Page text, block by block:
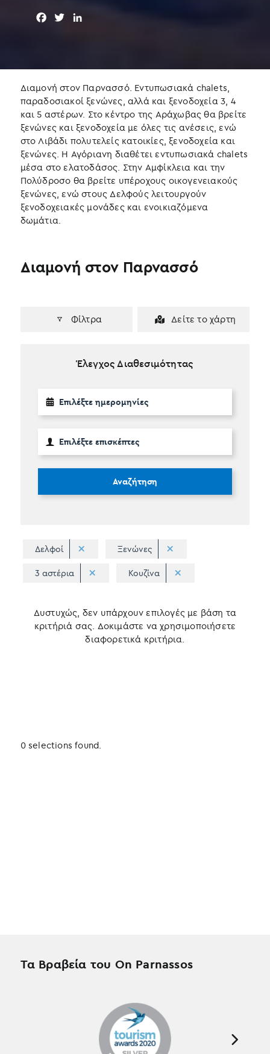
b
o
o
k
t
e
r
e
d
n
Διαμονή στον Παρνασσό. Εντυπωσιακά chalets,
παραδοσιακοί ξενώνες, αλλά και ξενοδοχεία 3, 4
και 5 αστέρων. Στο κέντρο της Αράχωβας θα βρείτε
ξενώνες και ξενοδοχεία με όλες τις ανέσεις, ενώ
στο Λιβάδι πολυτελείς κατοικίες, ξενοδοχεία και
ξενώνες. Η Αγόριανη διαθέτει εντυπωσιακά chalets
μέσα στο ελατοδάσος. Στην Αμφίκλεια και την
Πολύδροσο θα βρείτε υπέροχους οικογενειακούς
ξενώνες, ενώ στους Δελφούς λειτουργούν
ξενοδοχειακές μονάδες και ενοικιαζόμενα
δωμάτια.
Φίλτρα Δείτε το χάρτη
Διαμονή στον Παρνασσό
Έλεγχος Διαθεσιμότητας
Αναζήτηση
Δελφοί Ξενώνες
3 αστέρια Κουζίνα
Δυστυχώς, δεν υπάρχουν επιλογές με βάση τα
κριτήριά σας. Δοκιμάστε να χρησιμοποιήσετε
διαφορετικά κριτήρια.
0 selections found.
Τα Βραβεία του On Parnassos